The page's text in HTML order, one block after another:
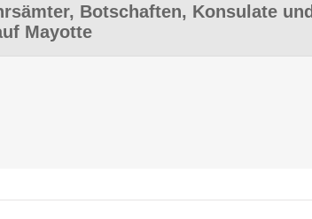
Botschaften, Konsulate und
Mayotte